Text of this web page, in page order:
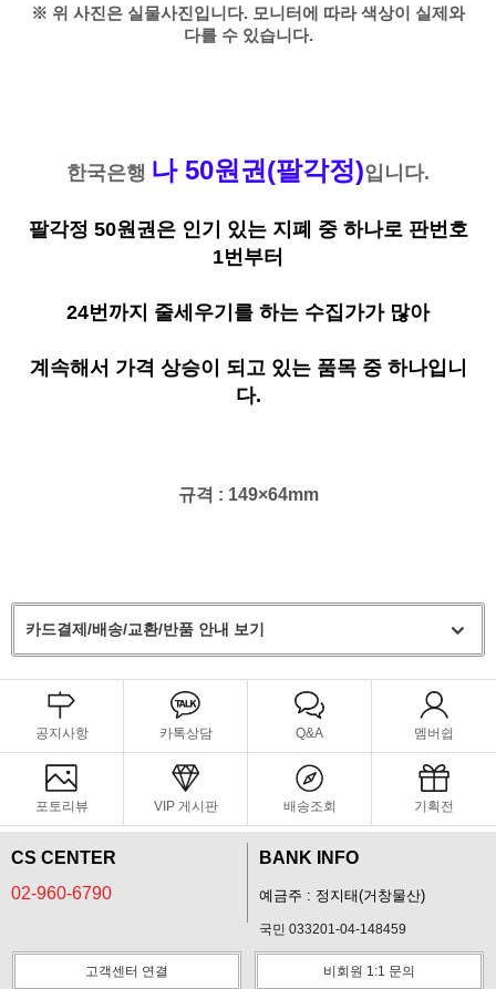
※ 위 사진은 실물사진입니다. 모니터에 따라 색상이 실제와
다를 수 있습니다.
한국은행 나 50원권(팔각정)입니다.
팔각정 50원권은 인기 있는 지폐 중 하나로 판번호
1번부터
24번까지 줄세우기를 하는 수집가가 많아
계속해서 가격 상승이 되고 있는 품목 중 하나입니
다.
규격 : 149×64mm
카드결제/배송/교환/반품 안내 보기
공지사항 카톡상담 Q&A 멤버쉽
포토리뷰 VIP 게시판 배송조회 기획전
CS CENTER
02-960-6790
BANK INFO
예금주 : 정지태(거창물산)
국민 033201-04-148459
고객센터 연결 비회원 1:1 문의